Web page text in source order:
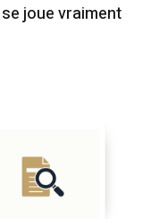
joue vraiment